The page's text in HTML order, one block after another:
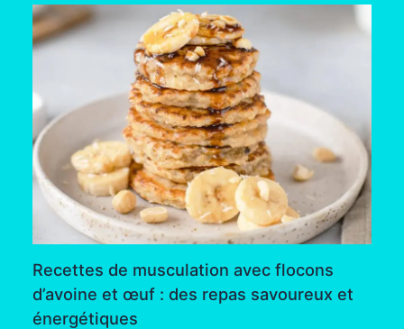
Recettes de musculation avec flocons
d’avoine et œuf : des repas savoureux et
énergétiques